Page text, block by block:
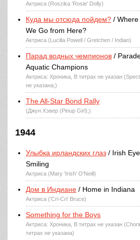
Актриса (Roszika 'Rosie' Dolly)
Куда мы отсюда пойдем? / Where
We Go from Here?
Актриса (Lucilla Powell / Gretchen / Indian)
Парад водных чемпионов /
Aquatic Champions
Актриса: Хроника, В титрах не указан
не указана;)
The All-Star Bond Rally
(Джун Хэвер (Pinup Girl);)
1944
Улыбка ирландских глаз / Irish
Smiling
Актриса (Mary 'Irish' O'Neill)
Дом в Индиане / Home in Indiana
Актриса ('Cri-Cri' Bruce)
Something for the Boys
Актриса: Хроника, В титрах не указан
титрах не указана)